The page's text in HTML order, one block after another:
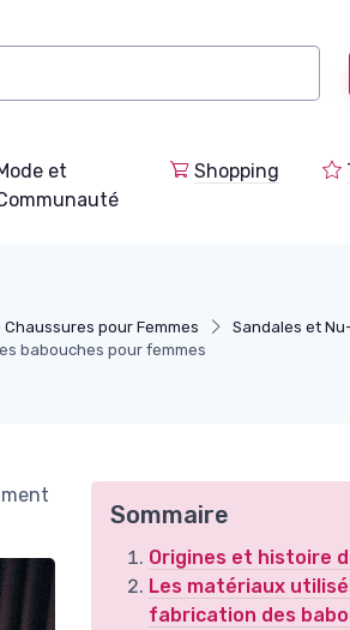
et
Shopping
Chaussures pour Femmes
Sandales et
babouches pour femmes
Sommaire
Origines et histoire
Les matériaux
fabrication des